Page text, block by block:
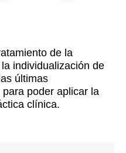
de la
individualización de
últimas
poder aplicar la
clínica.